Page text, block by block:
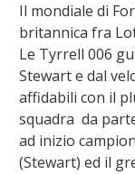
Il mondiale di
britannica fra
Le Tyrrell 006
Stewart e dal
affidabili con il
squadra da
ad inizio
(Stewart) ed il